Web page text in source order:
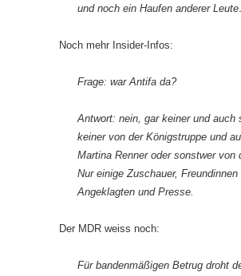
und noch ein Haufen anderer
Noch mehr Insider-Infos:
Frage: war Antifa da?
Antwort: nein, gar keiner und auch
keiner von der Königstruppe und
Martina Renner oder sonstwer von
Nur einige Zuschauer, Freundinnen
Angeklagten und Presse.
Der MDR weiss noch:
Für bandenmäßigen Betrug droht